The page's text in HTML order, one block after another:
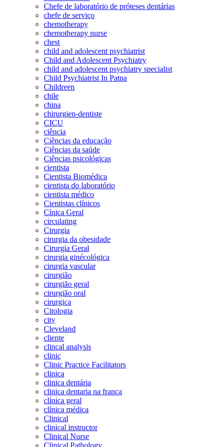
Chefe de laboratório de próteses dentárias
chefe de serviço
chemotherapy
chemotherapy nurse
chest
child and adolescent psychiatrist
Child and Adolescent Psychiatry
child and adolescent psychiatry specialist
Child Psychiatrist In Patna
Childreen
chile
china
chirurgien-dentiste
CICU
ciência
Ciências da educação
Ciências da saúde
Ciências psicológicas
cientista
Cientista Biomédica
cientista do laboratório
cientista médico
Cientistas clínicos
Cínica Geral
circulating
Cirurgia
cirurgia da obesidade
Cirurgia Geral
cirurgia ginécológica
cirurgia vascular
cirurgião
cirurgião geral
cirurgião oral
cirurgica
Citologia
city
Cleveland
cliente
clincal analysis
clinic
Clinic Practice Facilitators
clinica
clinica dentária
clinica dentaria na frança
clínica geral
clínica médica
Clinical
clinical instructor
Clinical Nurse
Clinical Pathology